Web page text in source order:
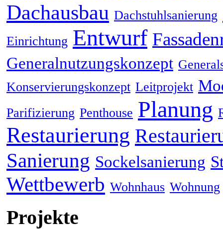
Dachausbau Dachstuhlsanierung
Einrichtung Entwurf
Generalnutzungskonzept
Konservierungskonzept Leitprojekt
Parifizierung Penthouse Planung
Restaurierung
Sanierung Sockelsanierung
Wettbewerb Wohnhaus Wohnung
Projekte